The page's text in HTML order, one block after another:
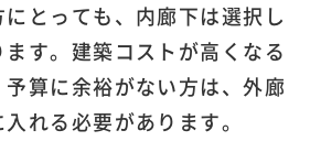
とっても、内廊下は選択し
す。建築コストが高くなる
算に余裕がない方は、外廊
れる必要があります。